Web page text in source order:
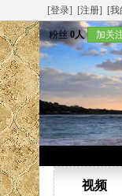
[登录] [注册] [我
粉丝 0人 加关
视频